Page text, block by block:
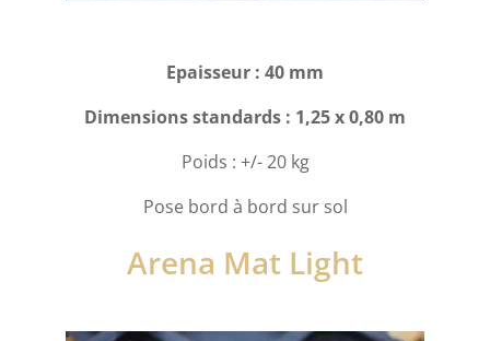
Epaisseur : 40 mm
Dimensions standards : 1,25 x 0,80 m
Poids : +/- 20 kg
Pose bord à bord sur sol
Arena Mat Light